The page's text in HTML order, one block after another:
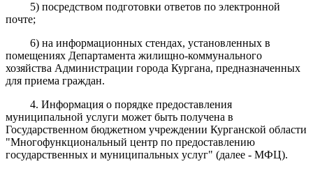
5) посредством подготовки ответов по электронной
почте;
6) на информационных стендах, установленных в
помещениях Департамента жилищно-коммунального
хозяйства Администрации города Кургана, предназначенных
для приема граждан.
4. Информация о порядке предоставления
муниципальной услуги может быть получена в
Государственном бюджетном учреждении Курганской области
"Многофункциональный центр по предоставлению
государственных и муниципальных услуг" (далее - МФЦ).